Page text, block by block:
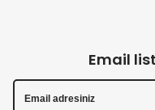
Email